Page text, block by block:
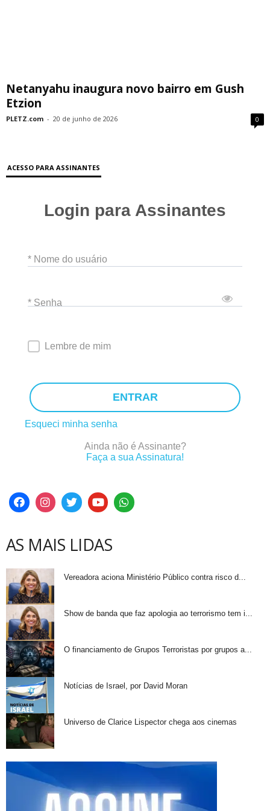
Netanyahu inaugura novo bairro em Gush
Etzion
PLETZ.com - 20 de junho de 2026 0
ACESSO PARA ASSINANTES
Login para Assinantes
* Nome do usuário
* Senha
Lembre de mim
ENTRAR
Esqueci minha senha
Ainda não é Assinante?
Faça a sua Assinatura!
AS MAIS LIDAS
Vereadora aciona Ministério Público contra risco d...
Show de banda que faz apologia ao terrorismo tem i...
O financiamento de Grupos Terroristas por grupos a...
Notícias de Israel, por David Moran
Universo de Clarice Lispector chega aos cinemas